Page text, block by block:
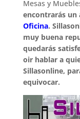
Mesas y
encontrarás un
Oficina.
muy buena
quedarás
oir hablar a
Sillasonline,
equivocar.